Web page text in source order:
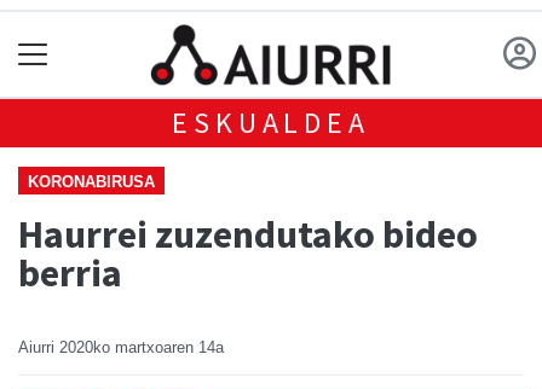
ESKUALDEA
KORONABIRUSA
Haurrei zuzendutako bideo
berria
Aiurri 2020ko martxoaren 14a